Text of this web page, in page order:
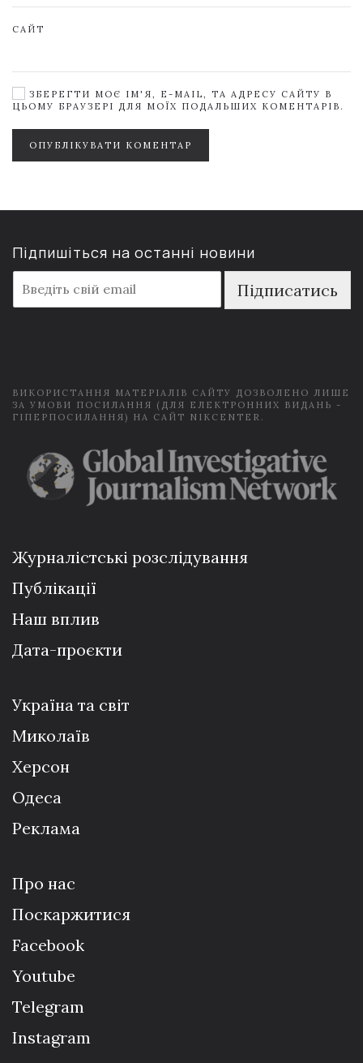
САЙТ
ЗБЕРЕГТИ МОЄ ІМ'Я, E-MAIL, ТА АДРЕСУ САЙТУ В
ЦЬОМУ БРАУЗЕРІ ДЛЯ МОЇХ ПОДАЛЬШИХ КОМЕНТАРІВ.
ОПУБЛІКУВАТИ КОМЕНТАР
Підпишіться на останні новини
m
a
Підписатись
ВИКОРИСТАННЯ МАТЕРІАЛІВ САЙТУ ДОЗВОЛЕНО ЛИШЕ
ЗА УМОВИ ПОСИЛАННЯ (ДЛЯ ЕЛЕКТРОННИХ ВИДАНЬ -
ГІПЕРПОСИЛАННЯ) НА САЙТ NIKCENTER.
Журналістські розслідування
Публікації
Наш вплив
Дата-проєкти
Україна та світ
Миколаїв
Херсон
Одеса
Реклама
Про нас
Поскаржитися
Facebook
Youtube
Telegram
Instagram